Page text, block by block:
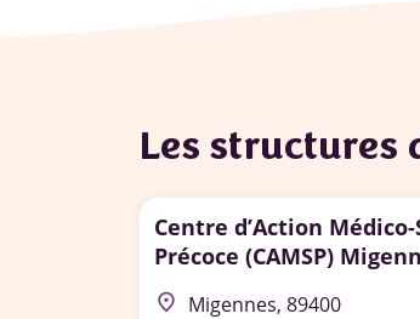
Les structures
Centre d’Action
Précoce (CAMSP)
place Migennes, 89400